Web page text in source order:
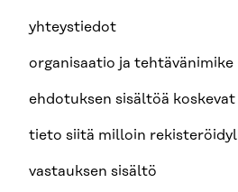
yhteystiedot
organisaatio ja tehtävänimike
ehdotuksen sisältöä
tieto siitä milloin
vastauksen sisältö